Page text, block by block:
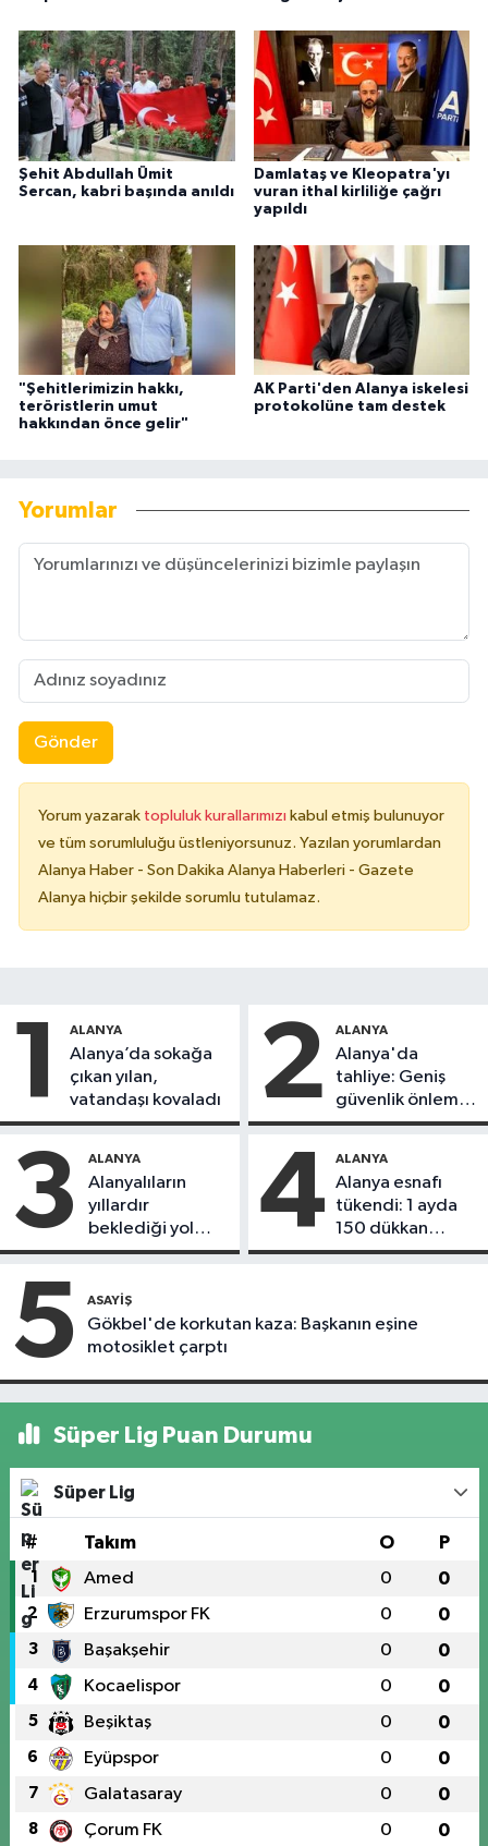
Şehit Abdullah Ümit
Sercan, kabri başında anıldı
Damlataş ve Kleopatra'yı
vuran ithal kirliliğe çağrı
yapıldı
"Şehitlerimizin hakkı,
teröristlerin umut
hakkından önce gelir"
AK Parti'den Alanya iskelesi
protokolüne tam destek
Yorumlar
Gönder
Yorum yazarak topluluk kurallarımızı kabul etmiş bulunuyor
ve tüm sorumluluğu üstleniyorsunuz. Yazılan yorumlardan
Alanya Haber - Son Dakika Alanya Haberleri - Gazete
Alanya hiçbir şekilde sorumlu tutulamaz.
1 ALANYA
Alanya’da sokağa
çıkan yılan,
vatandaşı kovaladı
2 ALANYA
Alanya'da
tahliye: Geniş
güvenlik önlemi
alındı
3 ALANYA
Alanyalıların
yıllardır
beklediği yol
askıdan döndü
4 ALANYA
Alanya esnafı
tükendi: 1 ayda
150 dükkan
kapandı
5 ASAYIŞ
Gökbel'de korkutan kaza: Başkanın eşine
motosiklet çarptı
Süper Lig Puan Durumu
Süper Lig
# Takım O P
1 Amed 0 0
2 Erzurumspor FK 0 0
3 Başakşehir 0 0
4 Kocaelispor 0 0
5 Beşiktaş 0 0
6 Eyüpspor 0 0
7 Galatasaray 0 0
8 Çorum FK 0 0